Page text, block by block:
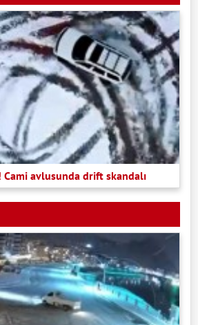
Cami avlusunda drift skandalı